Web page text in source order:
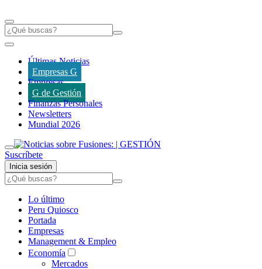
Últimas Noticias
Empresas G
Empresas
G de Gestión
Finanzas Personales
Newsletters
Mundial 2026
Suscríbete
Inicia sesión
Lo último
Peru Quiosco
Portada
Empresas
Management & Empleo
Economía
Mercados